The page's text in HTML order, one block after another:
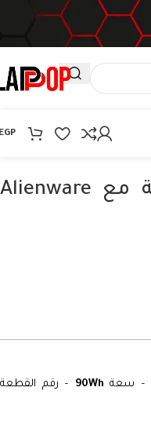
بطارية Dell BTYVOY1 أصلية متوافقة مع Alienware
90Wh – رقم القطعة